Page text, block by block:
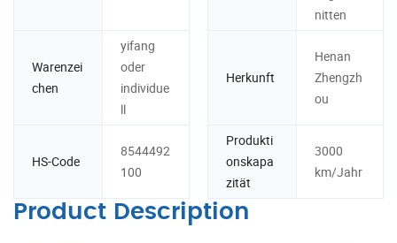
nitten
Warenzei
chen
yifang
oder
individue
ll
Herkunft
Henan
Zhengzh
ou
HS-Code
8544492
100
Produkti
onskapa
zität
3000
km/Jahr
Product Description